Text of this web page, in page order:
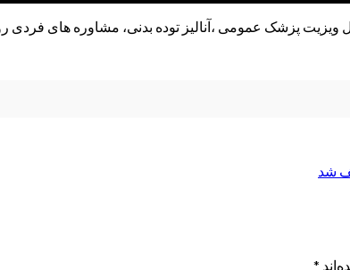
ویزیت پزشک عمومی ،آنالیز توده بدنی، مشاوره های
شد
*